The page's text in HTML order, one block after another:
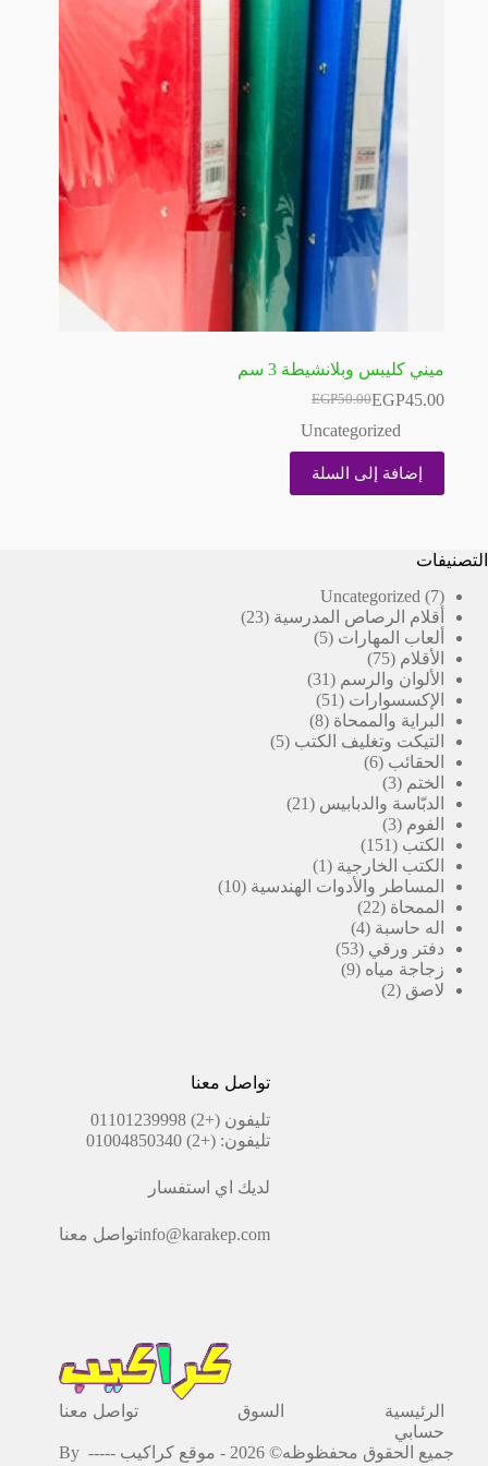
ميني كليبس وبلانشيطة 3 سم
EGP50.00
السعر
الأصلي
هو:
EGP50.00.
EGP45.00
السعر
الحالي
هو:
EGP45.00.
Uncategorized
إضافة إلى السلة
التصنيفات
Uncategorized
7
7
منتجات
أقلام الرصاص المدرسية 23
23
ألعاب المهارات 5
5
الأقلام 75
75
منتج
الألوان والرسم 31
31
الإكسسوارات 51
51
منتج
البراية والممحاة 8
8
منتجاتالتيكت وتغليف الكتب 5
5
الحقائب 6
6
الختم 3
3
منتجات
الدبّاسة والدبابيس 21
21
الفوم 3
3
منتجات
الكتب 151
151
منتج
الكتب الخارجية 1
منتج
المساطر والأدوات الهندسية 10
10
الممحاة 22
22
منتج
اله حاسبة 4
4
منتجات
دفتر ورقي 53
53
منتج
زجاجة مياه 9
9
لاصق 2
2
تواصل معنا
تليفون(+2) 01101239998
تليفون: (+2) 01004850340
لديك اي استفسار
info@karakep.comتواصل معنا
الرئيسية السوق
تواصل معنا
حسابي
جميع الحقوق محفظوظه© 2026 - موقع كراكيب -----
By